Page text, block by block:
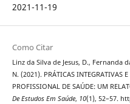
2021-11-19
Como Citar
Linz da Silva de Jesus, D., Fernanda
N. (2021). PRÁTICAS INTEGRATIVAS
PROFISSIONAL DE SAÚDE: UM
De Estudos Em Saúde, 10(1), 52–57.